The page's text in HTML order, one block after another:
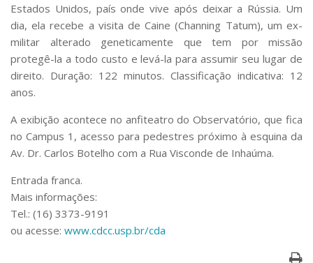
Bibliotecas
Apoio ao Estudante
Segurança, Trânsito e Prevenção
RH, Administrativo e Financeiro
Outros serviços
Comunicação
Assessorias e Mídias
Aplicativos e Sites
Jornal da USP
Defesa de Teses
Estados Unidos, país onde vive após deixar a Rússia. Um
dia, ela recebe a visita de Caine (Channing Tatum), um ex-
militar alterado geneticamente que tem por missão
protegê-la a todo custo e levá-la para assumir seu lugar de
direito. Duração: 122 minutos. Classificação indicativa: 12
anos.
A exibição acontece no anfiteatro do Observatório, que fica
no Campus 1, acesso para pedestres próximo à esquina da
Av. Dr. Carlos Botelho com a Rua Visconde de Inhaúma.
Entrada franca.
Mais informações:
Tel.: (16) 3373-9191
ou acesse: www.cdcc.usp.br/cda